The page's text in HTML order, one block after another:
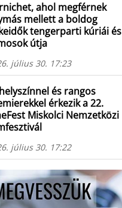
ahol megférnek
mellett a boldog
tengerparti kúriái és
útja
július 30. 17:23
és rangos
érkezik a 22.
Miskolci Nemzetközi
július 30. 17:22